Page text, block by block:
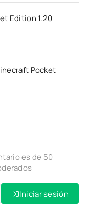
Edition 1.20
Pocket
es de 50
Iniciar sesión